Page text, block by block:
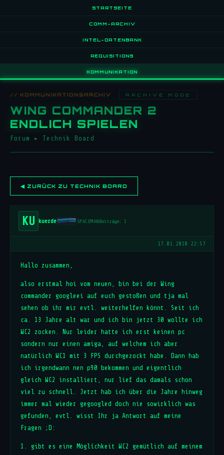
STARTSEITE
COMM-ARCHIV
INTEL-DATENBANK
REQUISITIONS
KOMMUNIKATION
// KOMMUNIKATIONSARCHIV ARCHIVE MODE
WING COMMANDER 2
ENDLICH SPIELEN
Forum ▸ Technik Board
◀ ZURÜCK ZU TECHNIK BOARD
KU kuerde SPACEMANBeiträge: 1
17.01.2010 22:57
Hallo zusammen,
also erstmal hoi vom neuen, bin bei der Wing
commander googleei auf euch gestoßen und tja mal
sehen ob ihr mir evtl. weiterhelfen könnt. Seit ich
ca. 13 Jahre alt war und ich bin jetzt 30 wollte ich
WC2 zocken. Nur leider hatte ich erst keinen pc
sondern nur einen amiga, auf welchem ich aber
natürlich WC1 mit 3 FPS durchgezockt habe. Dann hab
ich irgendwann nen p90 bekommen und eigentlich
gleich WC2 installiert, nur lief das damals schon
viel zu schnell. Jetzt hab ich über die Jahre hinweg
immer mal wieder gegoogled doch nie sowirklich was
gefunden, evtl. wisst Ihr ja Antwort auf meine
Fragen ;D:
1. gibt es eine Möglíchkeit WC2 gemütlich auf meinem